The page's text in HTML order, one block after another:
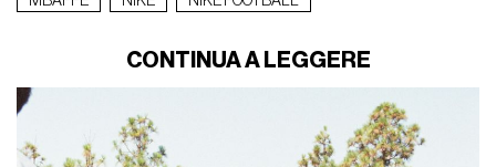
CONTINUA A LEGGERE